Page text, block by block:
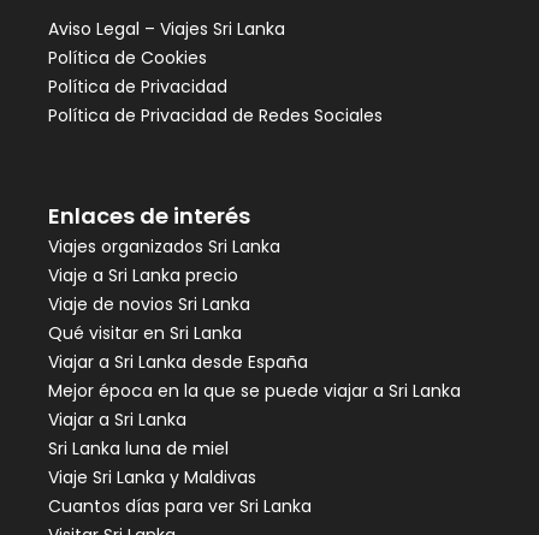
Aviso Legal – Viajes Sri Lanka
Política de Cookies
Política de Privacidad
Política de Privacidad de Redes Sociales
Enlaces de interés
Viajes organizados Sri Lanka
Viaje a Sri Lanka precio
Viaje de novios Sri Lanka
Qué visitar en Sri Lanka
Viajar a Sri Lanka desde España
Mejor época en la que se puede viajar a Sri Lanka
Viajar a Sri Lanka
Sri Lanka luna de miel
Viaje Sri Lanka y Maldivas
Cuantos días para ver Sri Lanka